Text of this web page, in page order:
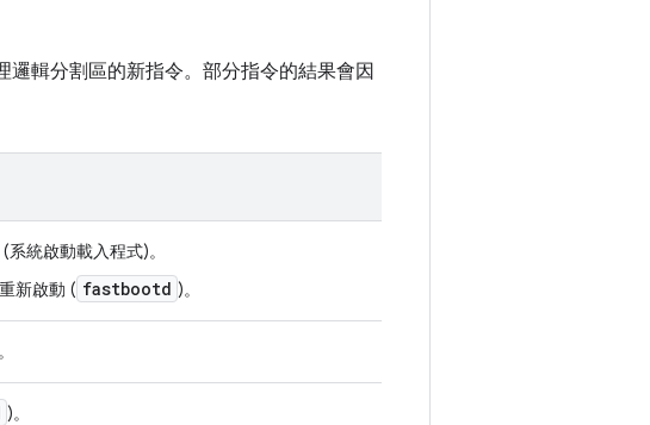
輯分割區的新指令。部分指令的結果會因
統啟動載入程式)。
新啟動 ( fastbootd )。
。
)。